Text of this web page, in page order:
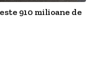
910 milioane de